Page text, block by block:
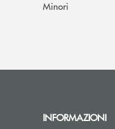
Minori
INFORMAZIONI